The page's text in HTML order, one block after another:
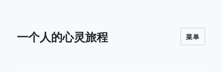
一个人的心灵旅程 菜单